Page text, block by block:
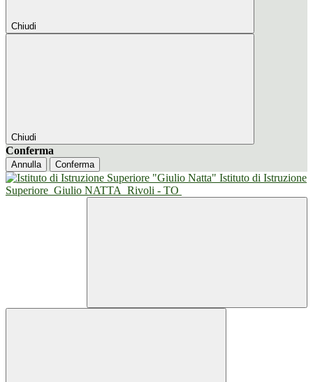
Chiudi
Chiudi
Conferma
Annulla Conferma
Istituto di Istruzione
Superiore Giulio NATTA Rivoli - TO